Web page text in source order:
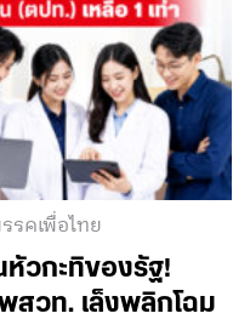
รคเพื่อไทย
วกะทิของรัฐ!
สวท. เล็งพลิกโฉม